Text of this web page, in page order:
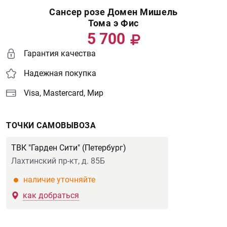
Сансер розе Домен Мишель
Тома э Фис
5 700
Гарантия качества
Надежная покупка
Visa, Mastercard, Мир
ТОЧКИ САМОВЫВОЗА
ТВК "Гарден Сити" (Петербург)
Лахтинский пр-кт, д. 85Б
наличие уточняйте
как добраться